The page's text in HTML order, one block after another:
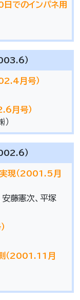
でのインパネ用
）
月号）
月号）
）
現（2001.5月
安藤憲次、平塚
（2001.11月